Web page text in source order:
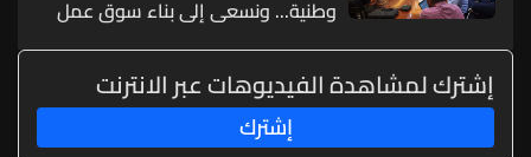
وطنية... ونسعى إلى بناء سوق عمل
زراعي حديث ومنظم
إشترك لمشاهدة الفيديوهات عبر الانترنت
إشترك